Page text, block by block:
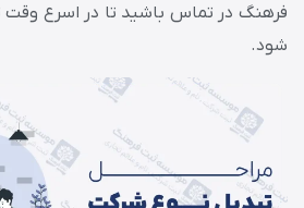
فرهنگ در تماس باشید تا در اسرع
شود.